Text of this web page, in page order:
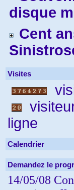
disque
Cent
Visites
ligne
Calendrier
Demandez le
14/05/08